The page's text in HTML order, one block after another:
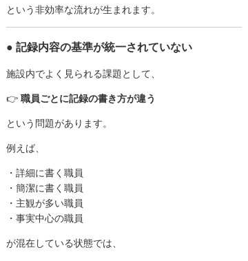
という非効率な流れが生まれます。
● 記録内容の基準が統一されていない
施設内でよく見られる課題として、
👉 職員ごとに記録の書き方が違う
という問題があります。
例えば、
・詳細に書く職員
・簡潔に書く職員
・主観が多い職員
・事実中心の職員
が混在している状態では、